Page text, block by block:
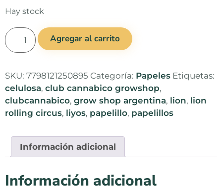
Hay stock
Agregar al carrito
SKU: 7798121250895 Categoría: Papeles Etiquetas:
celulosa, club cannabico growshop,
clubcannabico, grow shop argentina, lion, lion
rolling circus, liyos, papelillo, papelillos
Información adicional
Información adicional